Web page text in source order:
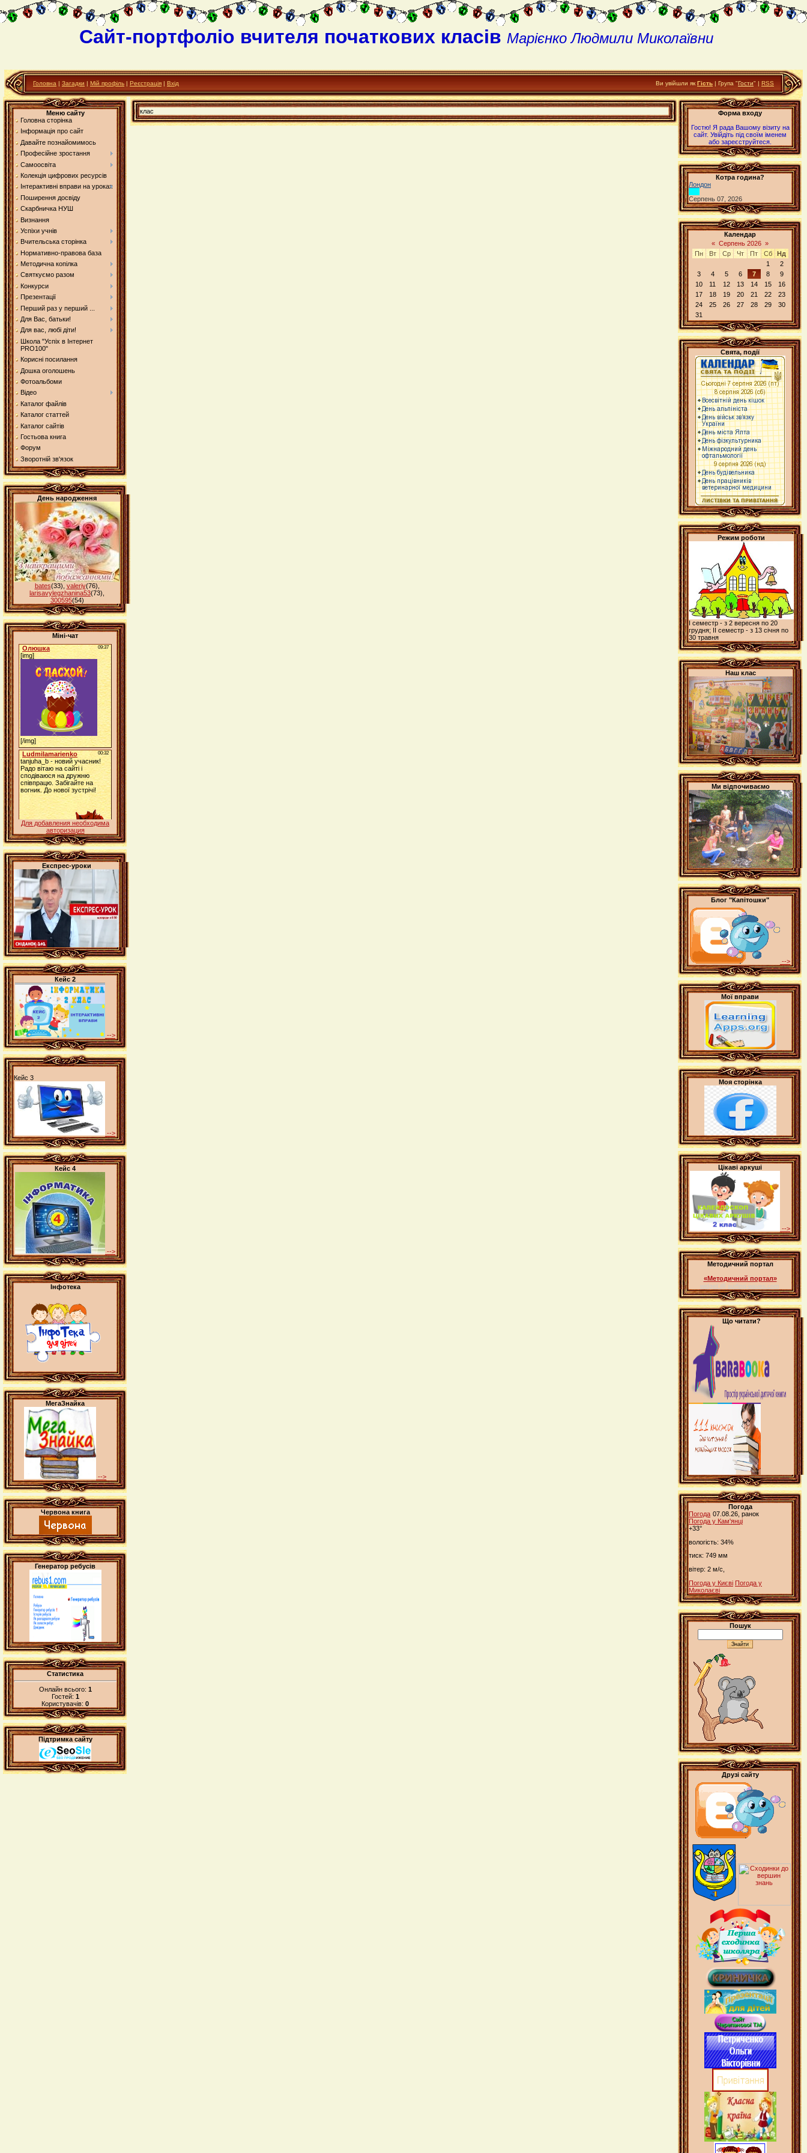
Сайт-портфоліо вчителя початкових класів Марієнко Людмили Миколаївни
Головна | Загадки | Мій профіль | Реєстрація | Вхід Ви увійшли якГість | Група "Гости" | RSS
Меню сайту
Головна сторінка
Інформація про сайт
Давайте познайомимось
Професійне зростання
Самоосвіта
Колекція цифрових ресурсів
Інтерактивні вправи на уроках
Поширення досвіду
Скарбничка НУШ
Визнання
Успіхи учнів
Вчительська сторінка
Нормативно-правова база
Методична копілка
Святкуємо разом
Конкурси
Презентації
Перший раз у перший ...
Для Вас, батьки!
Для вас, любі діти!
Школа "Успіх в Інтернет
PRO100"
Корисні посилання
Дошка оголошень
Фотоальбоми
Відео
Каталог файлів
Каталог статтей
Каталог сайтів
Гостьова книга
Форум
Зворотній зв'язок
День народження
bates(33) valeriy(76)
larisavylegzhanina53(73)
300595(54)
Міні-чат
Для добавления необходима
авторизация
Експрес-уроки
Кейс 2
-->
Кейс 3
-->
Кейс 4
-->
Інфотека
МегаЗнайка
-->
Червона книга
Генератор ребусів
Статистика
Онлайн всього: 1
Гостей: 1
Користувачів: 0
Підтримка сайту
клас
Форма входу
Гостю! Я рада Вашому візиту на
сайт. Увійдіть під своїм іменем
або зареєструйтеся.
Котра година?
Лондон
Серпень 07, 2026
Календар
« Серпень 2026 »
Пн
Вт Ср Чт Пт Сб
Нд
1
2
3
4 5 6 7 8
9
10
11 12 13 14 15
16
17
18 19 20 21 22
23
24
25 26 27 28 29
30
31
Свята, події
Режим роботи
І семестр - з 2 вересня по 20
грудня; ІІ семестр - з 13 січня по
30 травня
Наш клас
Ми відпочиваємо
Блог "Капітошки"
-->
Мої вправи
Моя сторінка
Цікаві аркуші
-->
Методичний портал
«Методичний портал»
widget @ surfing-waves.com
Що читати?
Погода
Погода 07.08.26, ранок
Погода у Кам'янці
+33°
вологість: 34%
тиск: 749 мм
вітер: 2 м/с,
Погода у Києві Погода у
Миколаєві
Пошук
Друзі сайту